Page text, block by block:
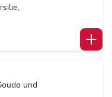
und